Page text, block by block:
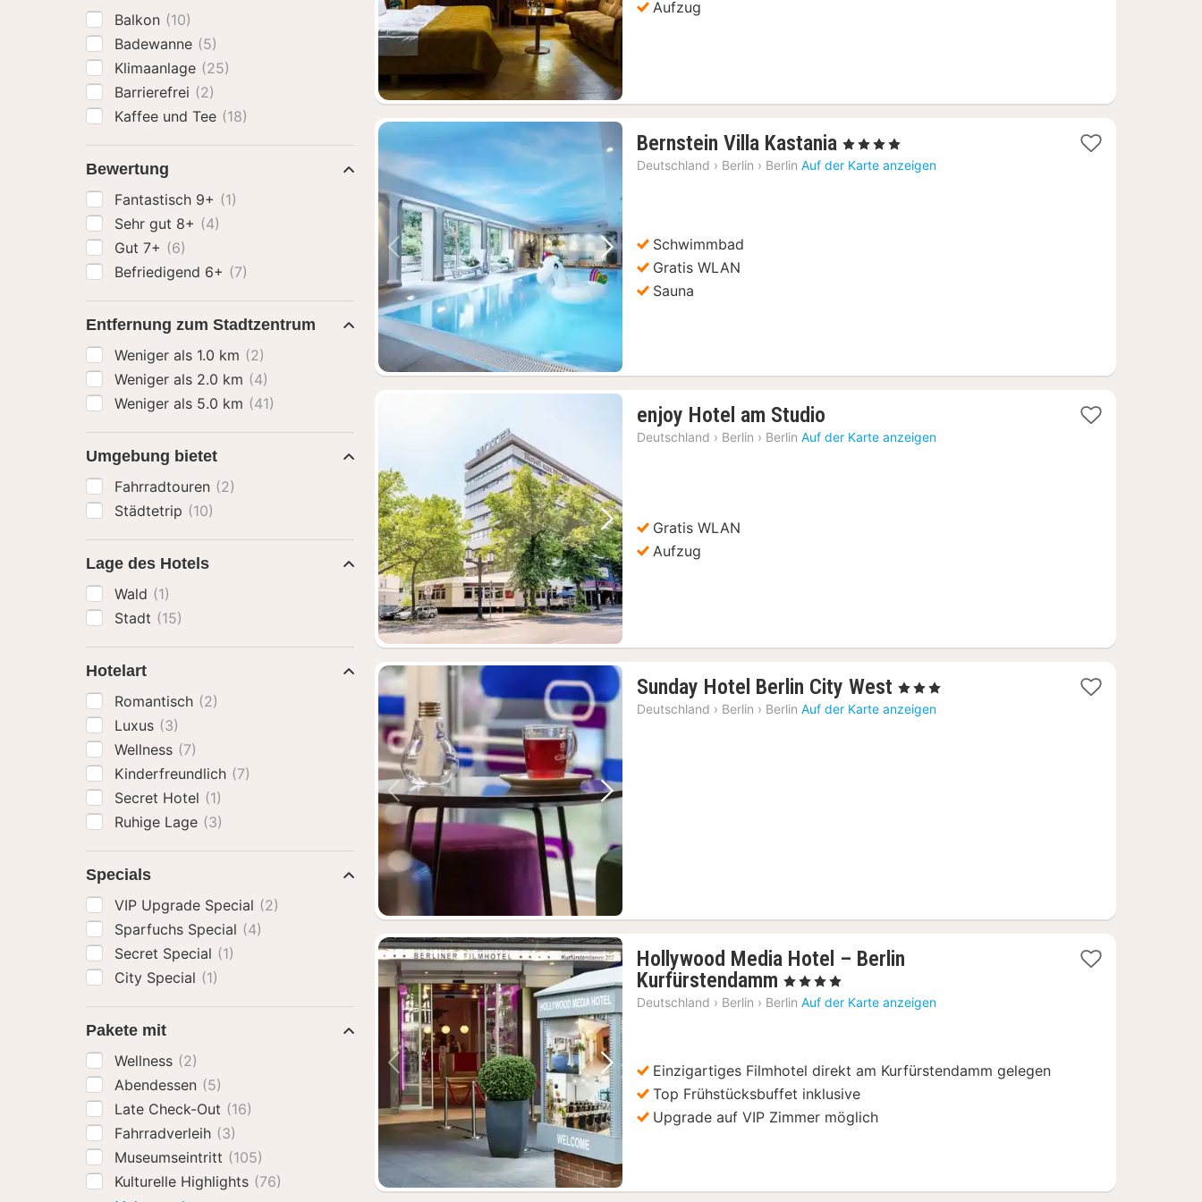
Aufzug
Vorheriges Bild Nächstes Bild
Bernstein Villa Kastania 1
Nacht
, 4 Sterne
Deutschland › Berlin › Berlin Auf der Karte anzeigen
Schwimmbad
Gratis WLAN
Sauna
Vorheriges Bild Nächstes Bild
enjoy Hotel am Studio
Nacht
Deutschland › Berlin › Berlin Auf der Karte anzeigen
Gratis WLAN
Aufzug
Vorheriges Bild Nächstes Bild
Sunday Hotel Berlin City West 1
Nacht
, 3 Sterne
Deutschland › Berlin › Berlin Auf der Karte anzeigen
Vorheriges Bild Nächstes Bild
Hollywood Media Hotel – Berlin
Kurfürstendamm 1
Nacht
€
, 4 Sterne
Deutschland › Berlin › Berlin Auf der Karte anzeigen
Einzigartiges Filmhotel direkt am Kurfürstendamm gelegen
Top Frühstücksbuffet inklusive
Upgrade auf VIP Zimmer möglich
Balkon (10)
Badewanne (5)
Klimaanlage (25)
Barrierefrei (2)
Kaffee und Tee (18)
Bewertung
Fantastisch 9+ (1)
Sehr gut 8+ (4)
Gut 7+ (6)
Befriedigend 6+ (7)
Entfernung zum Stadtzentrum
Weniger als 1.0 km (2)
Weniger als 2.0 km (4)
Weniger als 5.0 km (41)
Umgebung bietet
Fahrradtouren (2)
Städtetrip (10)
Lage des Hotels
Wald (1)
Stadt (15)
Hotelart
Romantisch (2)
Luxus (3)
Wellness (7)
Kinderfreundlich (7)
Secret Hotel (1)
Ruhige Lage (3)
Specials
VIP Upgrade Special (2)
Sparfuchs Special (4)
Secret Special (1)
City Special (1)
Pakete mit
Wellness (2)
Abendessen (5)
Late Check-Out (16)
Fahrradverleih (3)
Museumseintritt (105)
Kulturelle Highlights (76)